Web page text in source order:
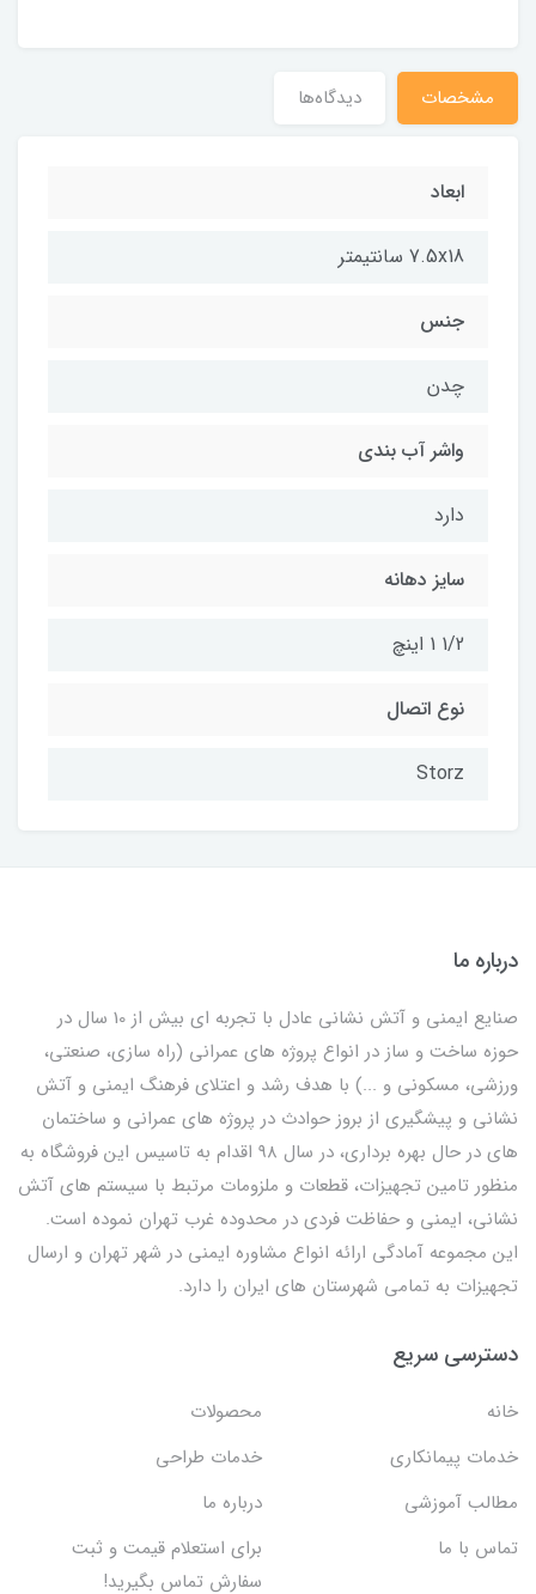
مشخصات دیدگاه‌ها
ابعاد
7.5x18 سانتیمتر
جنس
چدن
واشر آب بندی
دارد
سایز دهانه
1/2 1 اینچ
نوع اتصال
Storz
درباره ما
صنایع ایمنی و آتش نشانی عادل با تجربه ای بیش از 10 سال در
حوزه ساخت و ساز در انواع پروژه های عمرانی (راه سازی، صنعتی،
ورزشی، مسکونی و ...) با هدف رشد و اعتلای فرهنگ ایمنی و آتش
نشانی و پیشگیری از بروز حوادث در پروژه های عمرانی و ساختمان
های در حال بهره برداری، در سال 98 اقدام به تاسیس این فروشگاه به
منظور تامین تجهیزات، قطعات و ملزومات مرتبط با سیستم های آتش
نشانی، ایمنی و حفاظت فردی در محدوده غرب تهران نموده است.
این مجموعه آمادگی ارائه انواع مشاوره ایمنی در شهر تهران و ارسال
تجهیزات به تمامی شهرستان های ایران را دارد.
دسترسی سریع
خانه
محصولات
خدمات پیمانکاری
خدمات طراحی
مطالب آموزشی
درباره ما
تماس با ما
برای استعلام قیمت و ثبت
سفارش تماس بگیرید!